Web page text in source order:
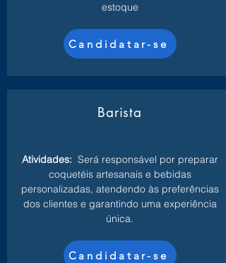
estoque
Candidatar-se
Barista
Atividades: Será responsável por preparar
coquetéis artesanais e bebidas
personalizadas, atendendo às preferências
dos clientes e garantindo uma experiência
única.
Candidatar-se